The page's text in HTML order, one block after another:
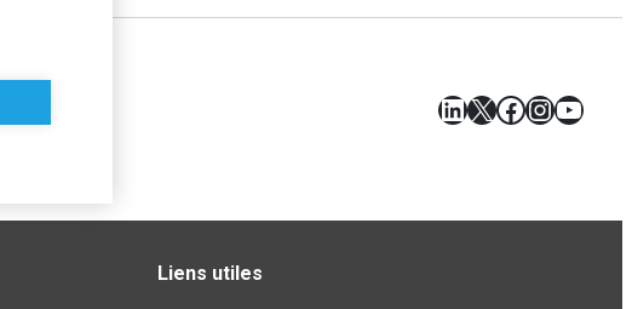
LinkedIn
X Facebook
Liens utiles